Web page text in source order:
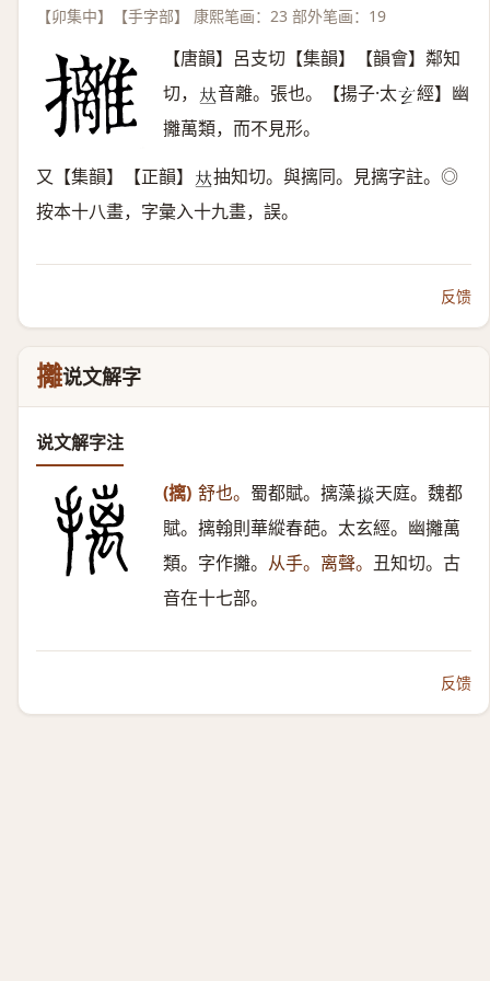
【卯集中】【手字部】 康熙笔画：23 部外笔画：19
【唐韻】呂支切【集韻】【韻會】鄰知
切， 𠀤音離。張也。【揚子·太𤣥 經】幽
攡萬類，而不見形。
又【集韻】【正韻】 𠀤抽知切。與摛同。見摛字註。◎
按本十八畫，字彙入十九畫，誤。
反馈
攡说文解字
说文解字注
(摛) 舒也。 蜀都賦。摛藻𢴵 天庭。魏都
賦。摛翰則華縱春葩。太玄經。幽攡萬
類。字作攡。 从手。离聲。 丑知切。古
音在十七部。
反馈